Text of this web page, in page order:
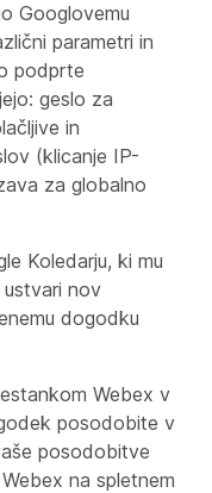
Googlovemu
parametri in
podprte
geslo za
in
(klicanje IP-
za globalno
Koledarju, ki mu
nov
dogodku
Webex v
posodobite v
posodobitve
na spletnem